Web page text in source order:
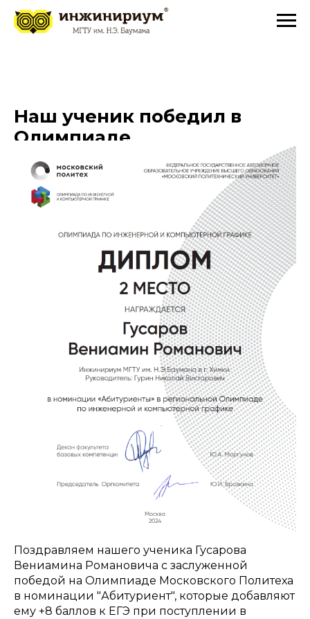
Наш ученик победил в
Олимпиаде
Поздравляем нашего ученика Гусарова
Вениамина Романовича с заслуженной
победой на Олимпиаде Московского Политеха
в номинации "Абитуриент", которые добавляют
ему +8 баллов к ЕГЭ при поступлении в